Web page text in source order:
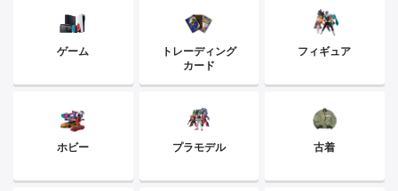
ゲーム
トレーディング
カード
フィギュア
ホビー プラモデル 古着